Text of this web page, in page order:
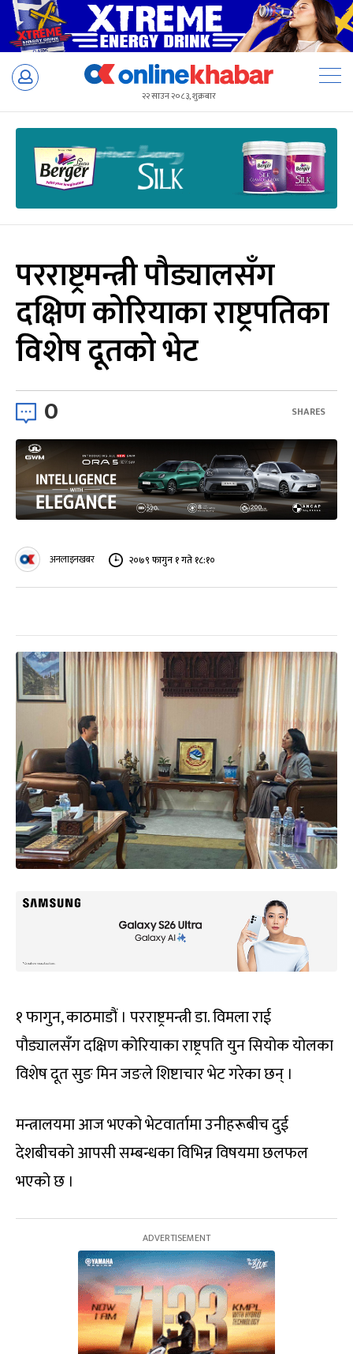
Skip
२२ साउन २०८३, शुक्रबार
परराष्ट्रमन्त्री पौड्यालसँग
दक्षिण कोरियाका राष्ट्रपतिका
विशेष दूतको भेट
0 SHARES
अनलाइनखबर २०७९ फागुन १ गते १८:१०
१ फागुन, काठमाडौं । परराष्ट्रमन्त्री डा. विमला राई
पौड्यालसँग दक्षिण कोरियाका राष्ट्रपति युन सियोक योलका
विशेष दूत सुङ मिन जङले शिष्टाचार भेट गरेका छन् ।
मन्त्रालयमा आज भएको भेटवार्तामा उनीहरूबीच दुई
देशबीचको आपसी सम्बन्धका विभिन्न विषयमा छलफल
भएको छ ।